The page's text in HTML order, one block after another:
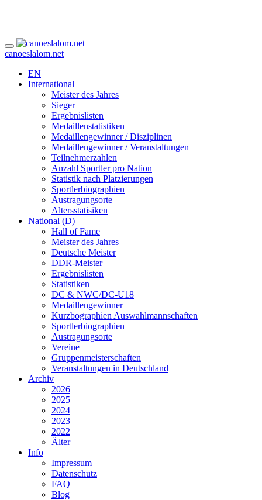
canoeslalom.net
EN
International
Meister des Jahres
Sieger
Ergebnislisten
Medaillenstatistiken
Medaillengewinner / Disziplinen
Medaillengewinner / Veranstaltungen
Teilnehmerzahlen
Anzahl Sportler pro Nation
Statistik nach Platzierungen
Sportlerbiographien
Austragungsorte
Altersstatisiken
National (D)
Hall of Fame
Meister des Jahres
Deutsche Meister
DDR-Meister
Ergebnislisten
Statistiken
DC & NWC/DC-U18
Medaillengewinner
Kurzbographien Auswahlmannschaften
Sportlerbiographien
Austragungsorte
Vereine
Gruppenmeisterschaften
Veranstaltungen in Deutschland
Archiv
2026
2025
2024
2023
2022
Älter
Info
Impressum
Datenschutz
FAQ
Blog